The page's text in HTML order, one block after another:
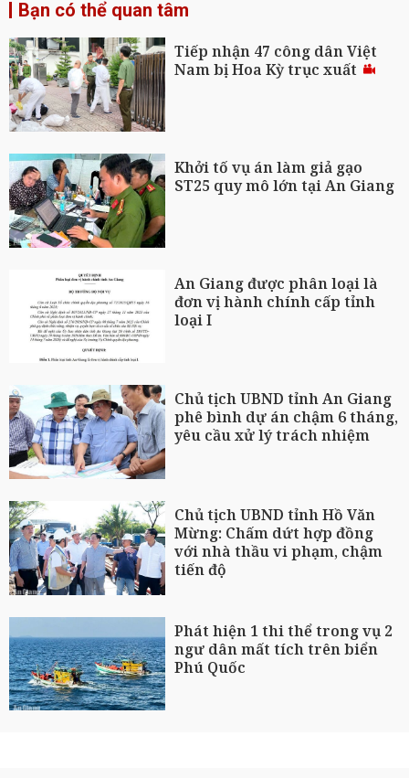
Bạn có thể quan tâm
Tiếp nhận 47 công dân Việt
Nam bị Hoa Kỳ trục xuất
Khởi tố vụ án làm giả gạo
ST25 quy mô lớn tại An Giang
An Giang được phân loại là
đơn vị hành chính cấp tỉnh
loại I
Chủ tịch UBND tỉnh An Giang
phê bình dự án chậm 6 tháng,
yêu cầu xử lý trách nhiệm
Chủ tịch UBND tỉnh Hồ Văn
Mừng: Chấm dứt hợp đồng
với nhà thầu vi phạm, chậm
tiến độ
Phát hiện 1 thi thể trong vụ 2
ngư dân mất tích trên biển
Phú Quốc